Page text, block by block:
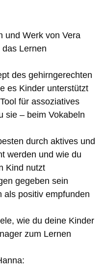
und Werk von Vera
Lernen
des gehirngerechten
es Kinder unterstützt
für assoziatives
sie – beim Vokabeln
durch aktives und
werden und wie du
Kind nutzt
gegeben sein
als positiv empfunden
wie du deine Kinder
zum Lernen